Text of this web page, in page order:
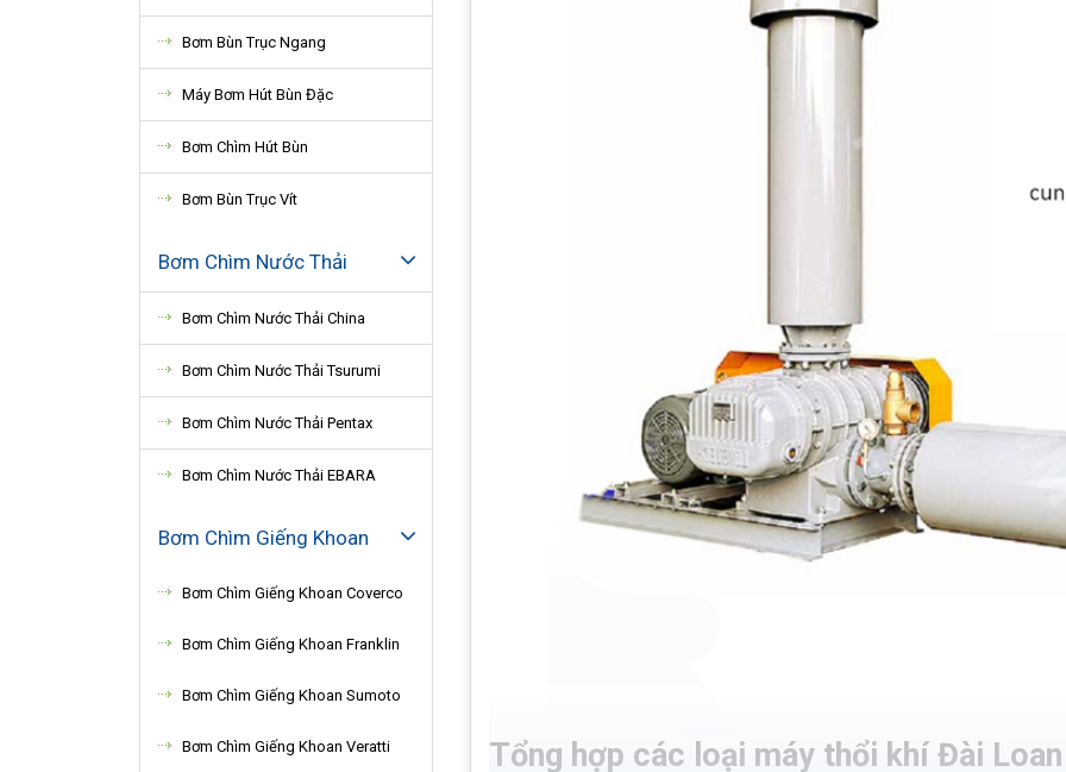
Bơm Bùn Trục Ngang
Máy Bơm Hút Bùn Đặc
Bơm Chìm Hút Bùn
Bơm Bùn Trục Vít
Bơm Chìm Nước Thải
Bơm Chìm Nước Thải China
Bơm Chìm Nước Thải Tsurumi
Bơm Chìm Nước Thải Pentax
Bơm Chìm Nước Thải EBARA
Bơm Chìm Giếng Khoan
Bơm Chìm Giếng Khoan Coverco
Bơm Chìm Giếng Khoan Franklin
Bơm Chìm Giếng Khoan Sumoto
Bơm Chìm Giếng Khoan Veratti Tổng hợp các loại máy thổi khí Đài